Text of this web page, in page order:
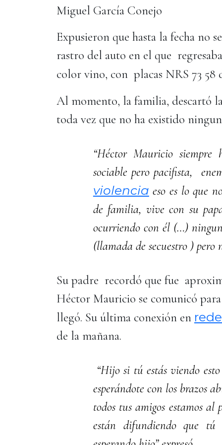
Miguel García Conejo
Expusieron que hasta la fecha no
rastro del auto en el que
color vino, con placas NRS 73 58
Al momento, la familia, descartó
toda vez que no ha existido
“Héctor Mauricio
sociable pero pacifista,
violencia eso es lo que
de familia, vive con su
ocurriendo con él (…)
(llamada de secuestro )
Su padre recordó que fue
Héctor Mauricio se comunicó
llegó. Su última conexión en
de la mañana.
“Hijo si tú estás viendo
esperándote con los brazos
todos tus amigos estamos
están difundiendo que tú